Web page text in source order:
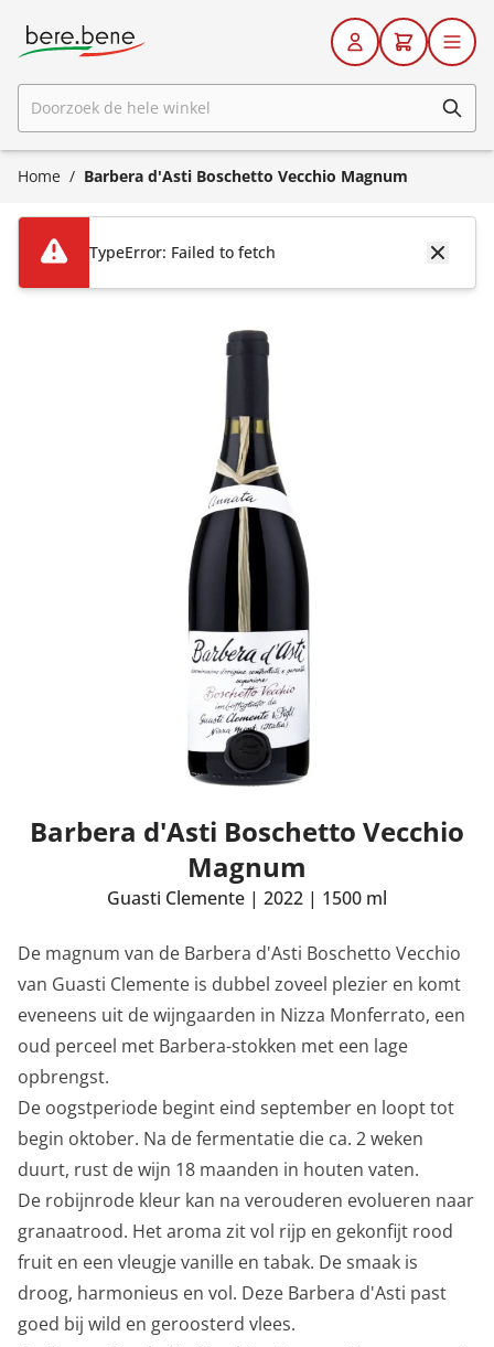
Doorzoek de hele winkel
Home / Barbera d'Asti Boschetto Vecchio Magnum
TypeError: Failed to fetch
Barbera d'Asti Boschetto Vecchio
Magnum
Guasti Clemente | 2022 | 1500 ml
De magnum van de Barbera d'Asti Boschetto Vecchio
van Guasti Clemente is dubbel zoveel plezier en komt
eveneens uit de wijngaarden in Nizza Monferrato, een
oud perceel met Barbera-stokken met een lage
opbrengst.
De oogstperiode begint eind september en loopt tot
begin oktober. Na de fermentatie die ca. 2 weken
duurt, rust de wijn 18 maanden in houten vaten.
De robijnrode kleur kan na verouderen evolueren naar
granaatrood. Het aroma zit vol rijp en gekonfijt rood
fruit en een vleugje vanille en tabak. De smaak is
droog, harmonieus en vol. Deze Barbera d'Asti past
goed bij wild en geroosterd vlees.